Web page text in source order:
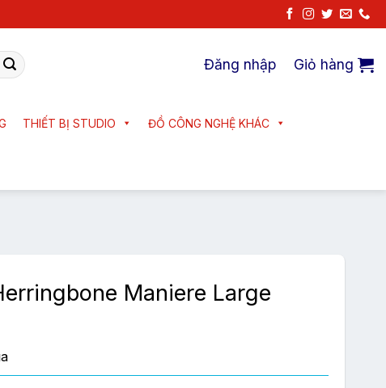
Đăng nhập Giỏ hàng
THIẾT BỊ STUDIO ĐỒ CÔNG NGHỆ KHÁC
Maniere Large